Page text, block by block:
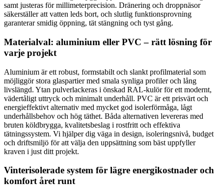
samt justeras för millimeterprecision. Dränering och droppnäsor
säkerställer att vatten leds bort, och slutlig funktionsprovning
garanterar smidig öppning, tät stängning och tyst gång.
Materialval: aluminium eller PVC – rätt lösning för
varje projekt
Aluminium är ett robust, formstabilt och slankt profilmaterial som
möjliggör stora glaspartier med smala synliga profiler och lång
livslängd. Ytan pulverlackeras i önskad RAL-kulör för ett modernt,
vädertåligt uttryck och minimalt underhåll. PVC är ett prisvärt och
energieffektivt alternativ med mycket god isolerförmåga, lågt
underhållsbehov och hög täthet. Båda alternativen levereras med
bruten köldbrygga, kvalitetsbeslag i rostfritt och effektiva
tätningssystem. Vi hjälper dig väga in design, isoleringsnivå, budget
och driftsmiljö för att välja den uppsättning som bäst uppfyller
kraven i just ditt projekt.
Vinterisolerade system för lägre energikostnader och
komfort året runt